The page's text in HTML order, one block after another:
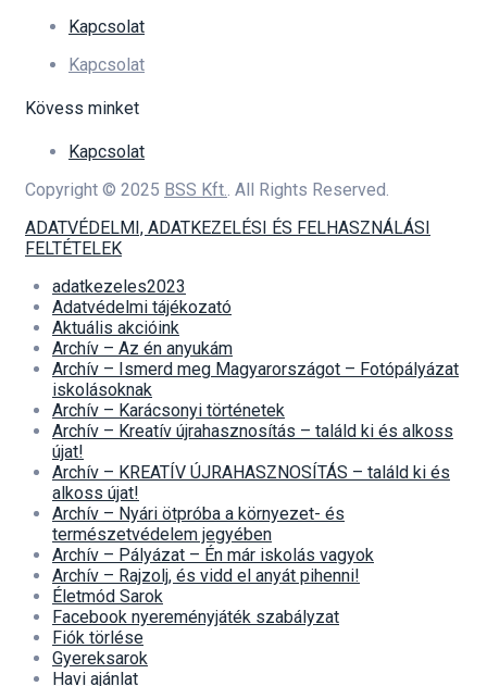
Kapcsolat
Kapcsolat
Kövess minket
Kapcsolat
Copyright © 2025 BSS Kft.. All Rights Reserved.
ADATVÉDELMI, ADATKEZELÉSI ÉS FELHASZNÁLÁSI
FELTÉTELEK
adatkezeles2023
Adatvédelmi tájékozató
Aktuális akcióink
Archív – Az én anyukám
Archív – Ismerd meg Magyarországot – Fotópályázat
iskolásoknak
Archív – Karácsonyi történetek
Archív – Kreatív újrahasznosítás – találd ki és alkoss
újat!
Archív – KREATÍV ÚJRAHASZNOSÍTÁS – találd ki és
alkoss újat!
Archív – Nyári ötpróba a környezet- és
természetvédelem jegyében
Archív – Pályázat – Én már iskolás vagyok
Archív – Rajzolj, és vidd el anyát pihenni!
Életmód Sarok
Facebook nyereményjáték szabályzat
Fiók törlése
Gyereksarok
Havi ajánlat